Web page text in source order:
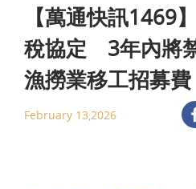
【萬通快訊1469
稅協定 3年內將
漁撈業移工招募費
February 13,2026